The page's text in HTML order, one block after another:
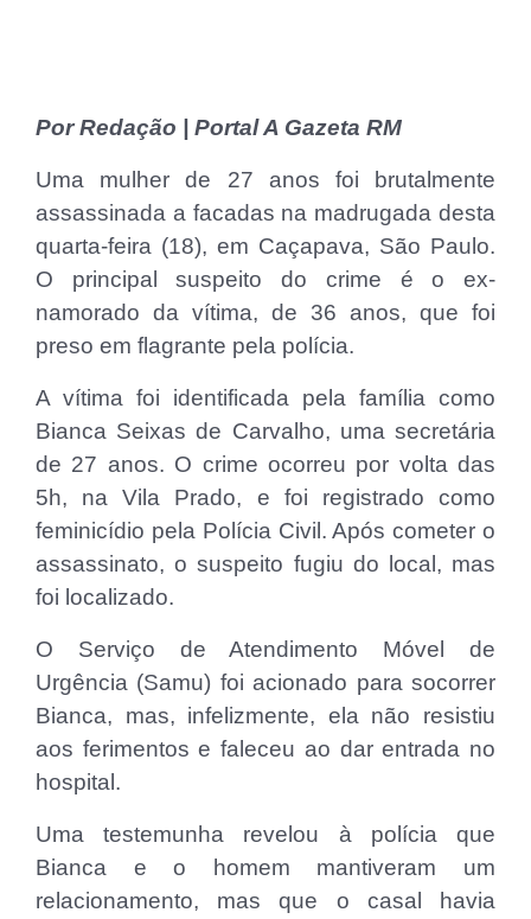
Por Redação | Portal A Gazeta RM
Uma mulher de 27 anos foi brutalmente
assassinada a facadas na madrugada desta
quarta-feira (18), em Caçapava, São Paulo.
O principal suspeito do crime é o ex-
namorado da vítima, de 36 anos, que foi
preso em flagrante pela polícia.
A vítima foi identificada pela família como
Bianca Seixas de Carvalho, uma secretária
de 27 anos. O crime ocorreu por volta das
5h, na Vila Prado, e foi registrado como
feminicídio pela Polícia Civil. Após cometer o
assassinato, o suspeito fugiu do local, mas
foi localizado.
O Serviço de Atendimento Móvel de
Urgência (Samu) foi acionado para socorrer
Bianca, mas, infelizmente, ela não resistiu
aos ferimentos e faleceu ao dar entrada no
hospital.
Uma testemunha revelou à polícia que
Bianca e o homem mantiveram um
relacionamento, mas que o casal havia